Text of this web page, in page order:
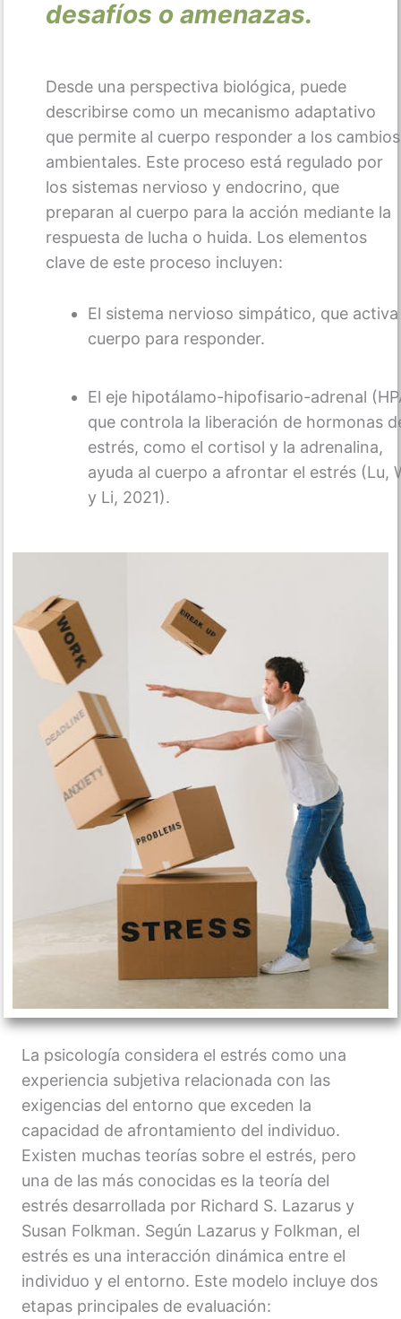
5. Microbioma intestinal y salud mental
4 lecciones
Módulo 4
Módulo 5
2 lecciones
desafíos o amenazas.
Desde una perspectiva biológica, puede
describirse como un mecanismo adaptativo
que permite al cuerpo responder a los cambios
ambientales. Este proceso está regulado por
los sistemas nervioso y endocrino, que
preparan al cuerpo para la acción mediante la
respuesta de lucha o huida. Los elementos
clave de este proceso incluyen:
El sistema nervioso simpático, que activa
cuerpo para responder.
El eje hipotálamo-hipofisario-adrenal
que controla la liberación de hormonas
estrés, como el cortisol y la adrenalina,
ayuda al cuerpo a afrontar el estrés (Lu,
y Li, 2021).
La psicología considera el estrés como una
experiencia subjetiva relacionada con las
exigencias del entorno que exceden la
capacidad de afrontamiento del individuo.
Existen muchas teorías sobre el estrés, pero
una de las más conocidas es la teoría del
estrés desarrollada por Richard S. Lazarus y
Susan Folkman. Según Lazarus y Folkman, el
estrés es una interacción dinámica entre el
individuo y el entorno. Este modelo incluye dos
etapas principales de evaluación: